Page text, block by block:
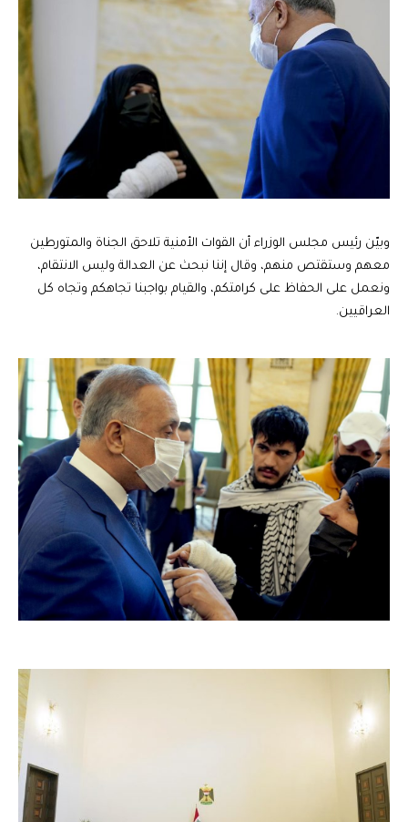
وبيّن رئيس مجلس الوزراء أن القوات الأمنية تلاحق الجناة والمتورطين
معهم وستقتص منهم، وقال إننا نبحث عن العدالة وليس الانتقام،
ونعمل على الحفاظ على كرامتكم، والقيام بواجبنا تجاهكم وتجاه كل
العراقيين.